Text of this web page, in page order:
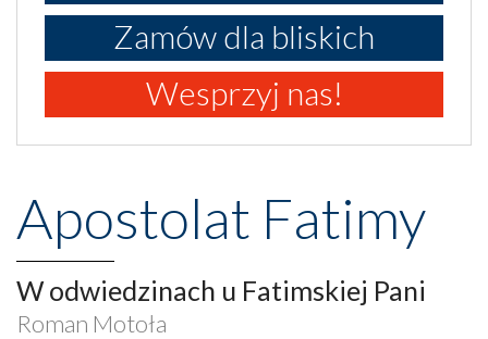
Zamów dla bliskich
Wesprzyj nas!
Apostolat Fatimy
W odwiedzinach u Fatimskiej Pani
Roman Motoła